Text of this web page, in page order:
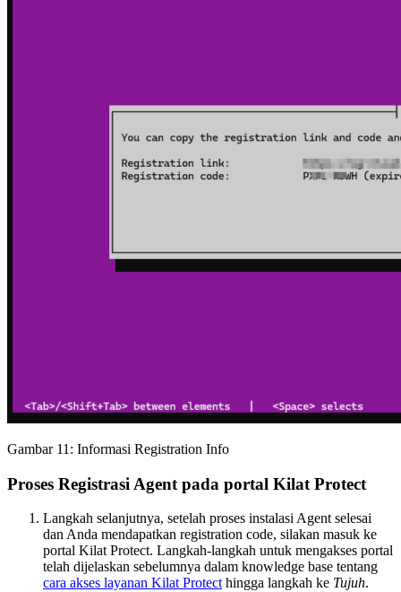
Gambar 11: Informasi Registration Info
Proses Registrasi Agent pada portal Kilat Protect
Langkah selanjutnya, setelah proses instalasi Agent selesai
dan Anda mendapatkan registration code, silakan masuk ke
portal Kilat Protect. Langkah-langkah untuk mengakses portal
telah dijelaskan sebelumnya dalam knowledge base tentang
cara akses layanan Kilat Protect hingga langkah ke Tujuh.